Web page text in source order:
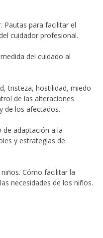
Pautas para facilitar el
cuidador profesional.
del cuidado al
tristeza, hostilidad, miedo
de las alteraciones
de los afectados.
de adaptación a la
y estrategias de
Cómo facilitar la
necesidades de los niños.